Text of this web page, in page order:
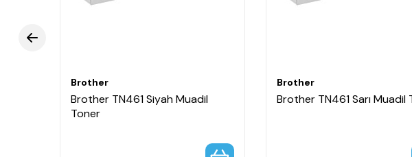
Brother
Brother TN461 Siyah Muadil
Toner
Brother
Brother TN461 Sarı Muadil